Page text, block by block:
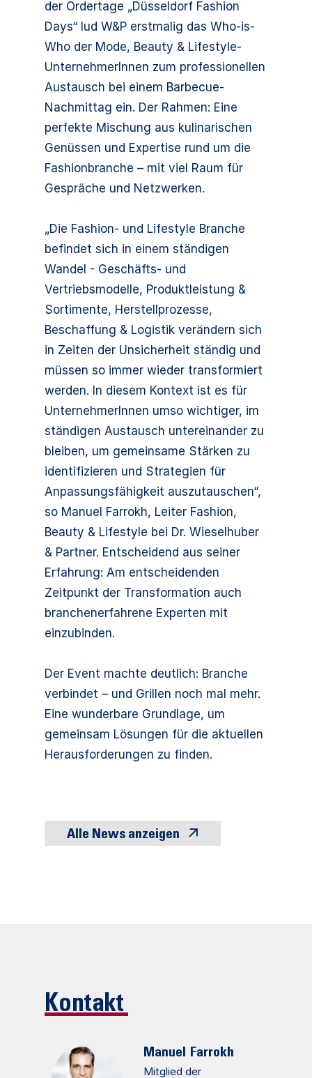
der Ordertage „Düsseldorf Fashion
Days“ lud W&P erstmalig das Who-is-
Who der Mode, Beauty & Lifestyle-
UnternehmerInnen zum professionellen
Austausch bei einem Barbecue-
Nachmittag ein. Der Rahmen: Eine
perfekte Mischung aus kulinarischen
Genüssen und Expertise rund um die
Fashionbranche – mit viel Raum für
Gespräche und Netzwerken.
„Die Fashion- und Lifestyle Branche
befindet sich in einem ständigen
Wandel - Geschäfts- und
Vertriebsmodelle, Produktleistung &
Sortimente, Herstellprozesse,
Beschaffung & Logistik verändern sich
in Zeiten der Unsicherheit ständig und
müssen so immer wieder transformiert
werden. In diesem Kontext ist es für
UnternehmerInnen umso wichtiger, im
ständigen Austausch untereinander zu
bleiben, um gemeinsame Stärken zu
identifizieren und Strategien für
Anpassungsfähigkeit auszutauschen“,
so Manuel Farrokh, Leiter Fashion,
Beauty & Lifestyle bei Dr. Wieselhuber
& Partner. Entscheidend aus seiner
Erfahrung: Am entscheidenden
Zeitpunkt der Transformation auch
branchenerfahrene Experten mit
einzubinden.
Der Event machte deutlich: Branche
verbindet – und Grillen noch mal mehr.
Eine wunderbare Grundlage, um
gemeinsam Lösungen für die aktuellen
Herausforderungen zu finden.
Alle News anzeigen
Kontakt
Manuel Farrokh
Mitglied der